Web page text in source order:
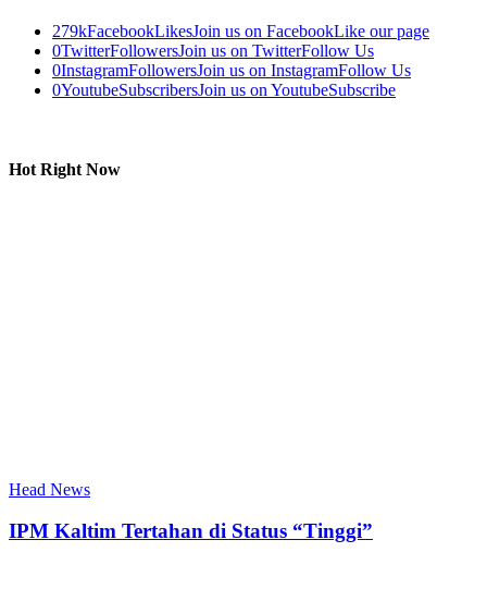
279kFacebookLikesJoin us on FacebookLike our page
0TwitterFollowersJoin us on TwitterFollow Us
0InstagramFollowersJoin us on InstagramFollow Us
0YoutubeSubscribersJoin us on YoutubeSubscribe
Hot Right Now
Head News
IPM Kaltim Tertahan di Status “Tinggi”